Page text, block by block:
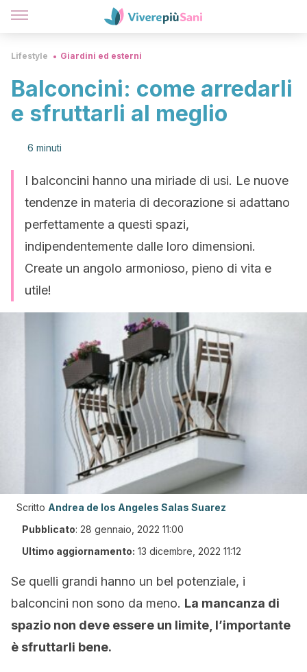
Lifestyle Giardini ed esterni
Balconcini: come arredarli
e sfruttarli al meglio
6 minuti
I balconcini hanno una miriade di usi. Le nuove
tendenze in materia di decorazione si adattano
perfettamente a questi spazi,
indipendentemente dalle loro dimensioni.
Create un angolo armonioso, pieno di vita e
utile!
Scritto Andrea de los Angeles Salas Suarez
Pubblicato: 28 gennaio, 2022 11:00
Ultimo aggiornamento: 13 dicembre, 2022 11:12
Se quelli grandi hanno un bel potenziale, i
balconcini non sono da meno. La mancanza di
spazio non deve essere un limite, l’importante
è sfruttarli bene.